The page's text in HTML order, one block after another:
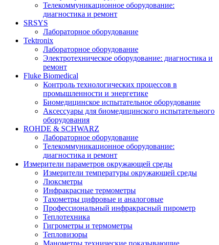
Телекоммуникационное оборудование:
диагностика и ремонт
SRSYS
Лабораторное оборудование
Tektronix
Лабораторное оборудование
Электротехническое оборудование: диагностика и
ремонт
Fluke Biomedical
Контроль технологических процессов в
промышленности и энергетике
Биомедицинское испытательное оборудование
Аксессуары для биомедицинского испытательного
оборудования
ROHDE & SCHWARZ
Лабораторное оборудование
Телекоммуникационное оборудование:
диагностика и ремонт
Измерители параметров окружающей среды
Измерители температуры окружающей среды
Люксметры
Инфракрасные термометры
Тахометры цифровые и аналоговые
Профессиональный инфракрасный пирометр
Теплотехника
Гигрометры и термометры
Тепловизоры
Манометры технические показывающие